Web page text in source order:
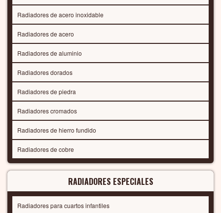
Radiadores de acero inoxidable
Radiadores de acero
Radiadores de aluminio
Radiadores dorados
Radiadores de piedra
Radiadores cromados
Radiadores de hierro fundido
Radiadores de cobre
RADIADORES ESPECIALES
Radiadores para cuartos infantiles